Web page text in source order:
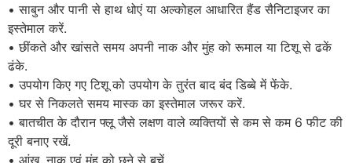
• साबुन और पानी से हाथ धोएं या अल्कोहल आधारित हैंड सैनिटाइजर का
इस्तेमाल करें.
• छींकते और खांसते समय अपनी नाक और मुंह को रूमाल या टिशू से ढकें
ढंके.
• उपयोग किए गए टिशू को उपयोग के तुरंत बाद बंद डिब्बे में फेंके.
• घर से निकलते समय मास्क का इस्तेमाल जरूर करें.
• बातचीत के दौरान फ्लू जैसे लक्षण वाले व्यक्तियों से कम से कम 6 फीट की
दूरी बनाए रखें.